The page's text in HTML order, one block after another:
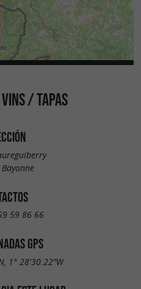
/ TAPAS
59 86 66
GPS
1° 28'30.22"W